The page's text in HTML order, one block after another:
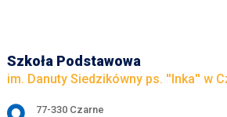
Szkoła Podstawowa
im. Danuty Siedzikówny ps. ''Inka'' w
Adres pocztowy:
77-330 Czarne